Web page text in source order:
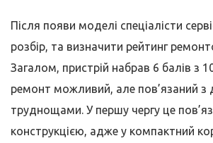
Після появи моделі спеціалісти
розбір, та визначити рейтинг
Загалом, пристрій набрав 6 балів з
ремонт можливий, але пов’язаний з
труднощами. У першу чергу це
конструкцією, адже у компактний